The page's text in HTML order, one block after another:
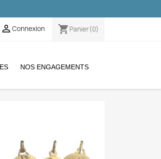
 Connexion shopping_cart Panier(0)
NOS ENGAGEMENTS